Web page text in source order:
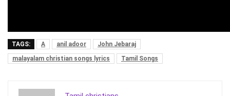
TAGS: A anil adoor
John Jebaraj
malayalam christian songs lyrics
Tamil Songs